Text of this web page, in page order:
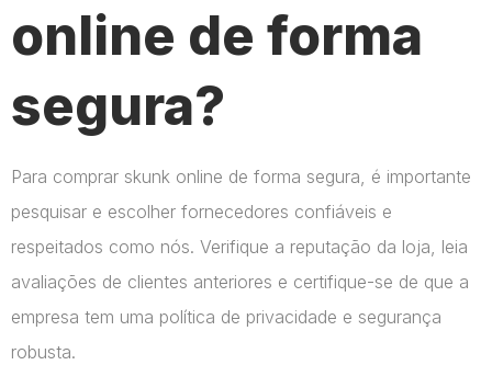
online de forma
segura?
Para comprar skunk online de forma segura, é importante
pesquisar e escolher fornecedores confiáveis e
respeitados como nós. Verifique a reputação da loja, leia
avaliações de clientes anteriores e certifique-se de que a
empresa tem uma política de privacidade e segurança
robusta.